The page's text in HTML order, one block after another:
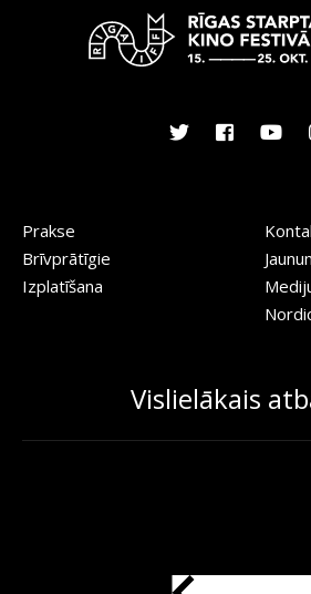
Prakse
Brīvprātīgie
Izplatīšana
Vislielākais